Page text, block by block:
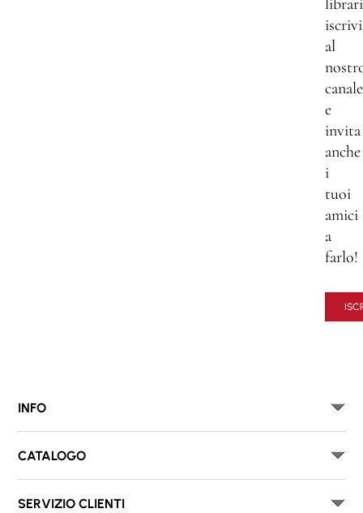
al
canale
e
invita
anche
i
tuoi
amici
a
farlo!
INFO
CATALOGO
SERVIZIO CLIENTI